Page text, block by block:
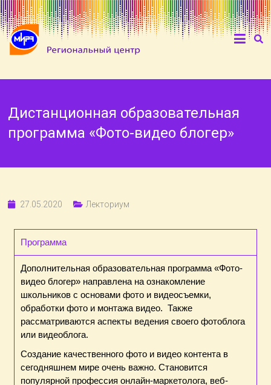
Дистанционная образовательная
программа «Фото-видео блогер»
27.05.2020 Лекториум
Программа
Дополнительная образовательная программа «Фото-
видео блогер» направлена на ознакомление
школьников с основами фото и видеосъемки,
обработки фото и монтажа видео. Также
рассматриваются аспекты ведения своего фотоблога
или видеоблога.
Создание качественного фото и видео контента в
сегодняшнем мире очень важно. Становится
популярной профессия онлайн-маркетолога, веб-